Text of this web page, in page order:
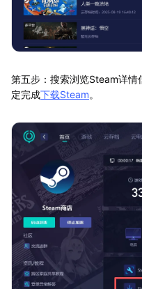
第五步：搜索浏览Steam详情
定完成下载Steam。